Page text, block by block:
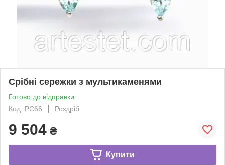
Срібні сережки з мультикаменями
Готово до відправки
Код: РС66
Роздріб
9 504 ₴
Купити